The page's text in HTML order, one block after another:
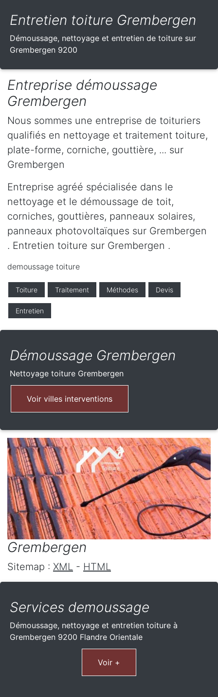
Entretien toiture Grembergen
Démoussage, nettoyage et entretien de toiture sur
Grembergen 9200
Entreprise démoussage
Grembergen
Nous sommes une entreprise de toituriers
qualifiés en nettoyage et traitement toiture,
plate-forme, corniche, gouttière, ... sur
Grembergen
Entreprise agréé spécialisée dans le
nettoyage et le démoussage de toit,
corniches, gouttières, panneaux solaires,
panneaux photovoltaïques sur Grembergen
. Entretien toiture sur Grembergen .
demoussage toiture
Toiture Traitement Méthodes Devis
Entretien
Démoussage Grembergen
Nettoyage toiture Grembergen
Voir villes interventions
Grembergen
Sitemap : XML - HTML
Services demoussage
Démoussage, nettoyage et entretien toiture à
Grembergen 9200 Flandre Orientale
Voir +